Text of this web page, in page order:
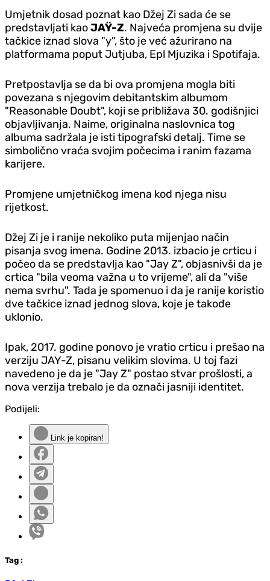
Umjetnik dosad poznat kao Džej Zi sada će se
predstavljati kaoJAŸ-Z. Najveća promjena su dvije
tačkice iznad slova "y", što je već ažurirano na
platformama poput Jutjuba, Epl Mjuzika i Spotifaja.
Pretpostavlja se da bi ova promjena mogla biti
povezana s njegovim debitantskim albumom
"Reasonable Doubt", koji se približava 30. godišnjici
objavljivanja. Naime, originalna naslovnica tog
albuma sadržala je isti tipografski detalj. Time se
simbolično vraća svojim počecima i ranim fazama
karijere.
Promjene umjetničkog imena kod njega nisu
rijetkost.
Džej Zi je i ranije nekoliko puta mijenjao način
pisanja svog imena. Godine 2013. izbacio je crticu i
počeo da se predstavlja kao "Jay Z", objasnivši da je
crtica "bila veoma važna u to vrijeme", ali da "više
nema svrhu". Tada je spomenuo i da je ranije koristio
dve tačkice iznad jednog slova, koje je takođe
uklonio.
Ipak, 2017. godine ponovo je vratio crticu i prešao na
verziju JAY-Z, pisanu velikim slovima. U toj fazi
navedeno je da je "Jay Z" postao stvar prošlosti, a
nova verzija trebalo je da označi jasniji identitet.
Podijeli:
Link je kopiran!
Tag :